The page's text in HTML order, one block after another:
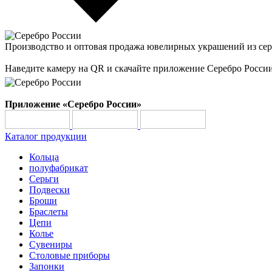
Производство и оптовая продажа ювелирных украшений из
Наведите камеру на QR и скачайте приложение Серебро
Приложение «Серебро России»
Каталог продукции
Кольца
полуфабрикат
Серьги
Подвески
Броши
Браслеты
Цепи
Колье
Сувениры
Столовые приборы
Запонки